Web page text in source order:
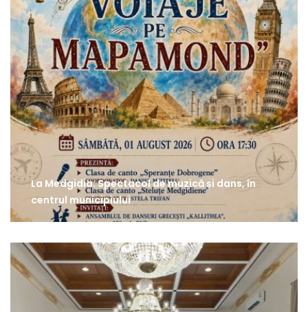
La Medgidia: Spectacol de muzică și dans, în
centrul municipiului